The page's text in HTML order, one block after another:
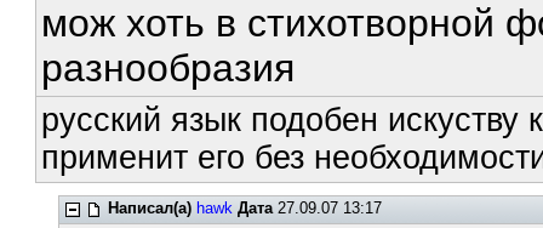
мож хоть в стихотворной
разнообразия
русский язык подобен
применит его без
Написал(а) hawk Дата27.09.07 13:17